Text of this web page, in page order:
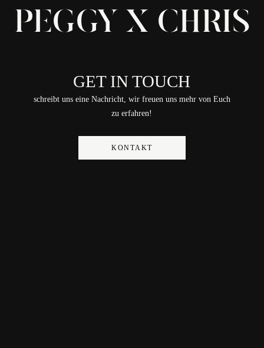
PEGGY X CHRIS
GET IN TOUCH
schreibt uns eine Nachricht, wir freuen uns mehr von Euch
zu erfahren!
KONTAKT